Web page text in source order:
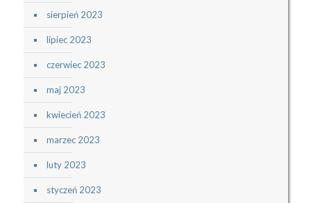
sierpień 2023
lipiec 2023
czerwiec 2023
maj 2023
kwiecień 2023
marzec 2023
luty 2023
styczeń 2023